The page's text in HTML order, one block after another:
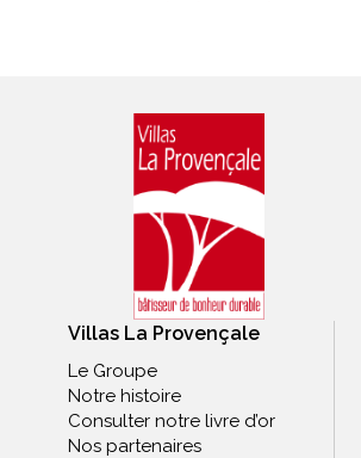
Villas La Provençale
Le Groupe
Notre histoire
Consulter notre livre d’or
Nos partenaires